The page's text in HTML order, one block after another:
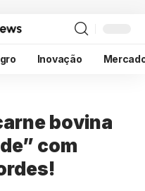
Inovação
bovina
com